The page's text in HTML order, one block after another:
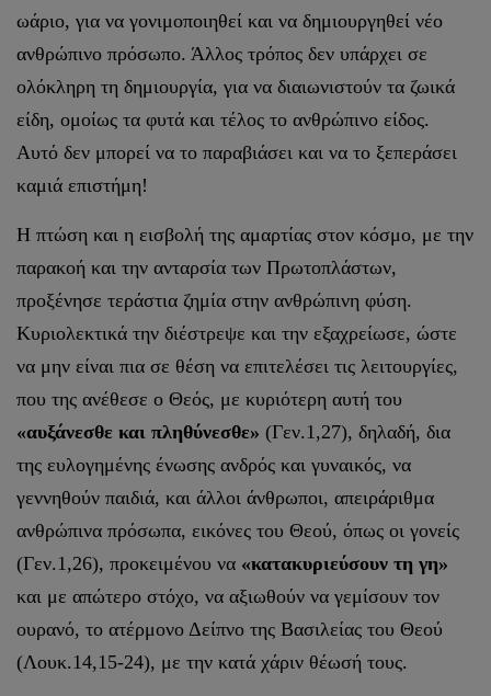
ωάριο, για να γονιμοποιηθεί και να δημιουργηθεί νέο
ανθρώπινο πρόσωπο. Άλλος τρόπος δεν υπάρχει σε
ολόκληρη τη δημιουργία, για να διαιωνιστούν τα ζωικά
είδη, ομοίως τα φυτά και τέλος το ανθρώπινο είδος.
Αυτό δεν μπορεί να το παραβιάσει και να το ξεπεράσει
καμιά επιστήμη!
Η πτώση και η εισβολή της αμαρτίας στον κόσμο, με την
παρακοή και την ανταρσία των Πρωτοπλάστων,
προξένησε τεράστια ζημία στην ανθρώπινη φύση.
Κυριολεκτικά την διέστρεψε και την εξαχρείωσε, ώστε
να μην είναι πια σε θέση να επιτελέσει τις λειτουργίες,
που της ανέθεσε ο Θεός, με κυριότερη αυτή του
«αυξάνεσθε και πληθύνεσθε» (Γεν.1,27), δηλαδή, δια
της ευλογημένης ένωσης ανδρός και γυναικός, να
γεννηθούν παιδιά, και άλλοι άνθρωποι, απειράριθμα
ανθρώπινα πρόσωπα, εικόνες του Θεού, όπως οι γονείς
(Γεν.1,26), προκειμένου να «κατακυριεύσουν τη γη»
και με απώτερο στόχο, να αξιωθούν να γεμίσουν τον
ουρανό, το ατέρμονο Δείπνο της Βασιλείας του Θεού
(Λουκ.14,15-24), με την κατά χάριν θέωσή τους.